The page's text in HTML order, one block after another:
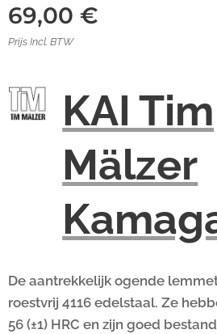
69,00 €
Prijs Incl. BTW
KAI Tim
Mälzer
De aantrekkelijk ogende
roestvrij 4116 edelstaal. Ze
56 (±1) HRC en zijn goed